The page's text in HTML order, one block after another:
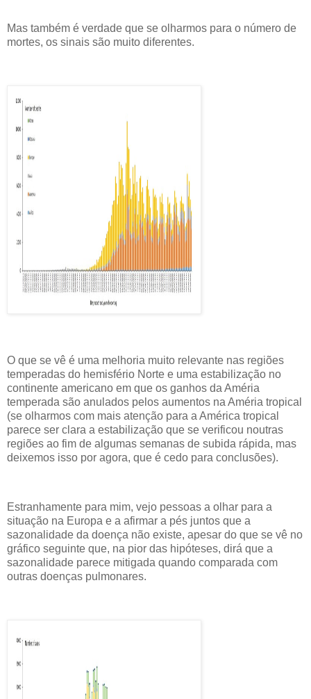
Mas também é verdade que se olharmos para o número de
mortes, os sinais são muito diferentes.
O que se vê é uma melhoria muito relevante nas regiões
temperadas do hemisfério Norte e uma estabilização no
continente americano em que os ganhos da Améria
temperada são anulados pelos aumentos na Améria tropical
(se olharmos com mais atenção para a América tropical
parece ser clara a estabilização que se verificou noutras
regiões ao fim de algumas semanas de subida rápida, mas
deixemos isso por agora, que é cedo para conclusões).
Estranhamente para mim, vejo pessoas a olhar para a
situação na Europa e a afirmar a pés juntos que a
sazonalidade da doença não existe, apesar do que se vê no
gráfico seguinte que, na pior das hipóteses, dirá que a
sazonalidade parece mitigada quando comparada com
outras doenças pulmonares.